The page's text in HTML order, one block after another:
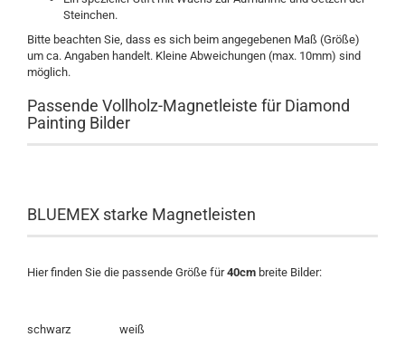
Steinchen.
Bitte beachten Sie, dass es sich beim angegebenen Maß (Größe)
um ca. Angaben handelt. Kleine Abweichungen (max. 10mm) sind
möglich.
Passende Vollholz-Magnetleiste für Diamond
Painting Bilder
BLUEMEX starke Magnetleisten
Hier finden Sie die passende Größe für40cm breite Bilder:
schwarz weiß